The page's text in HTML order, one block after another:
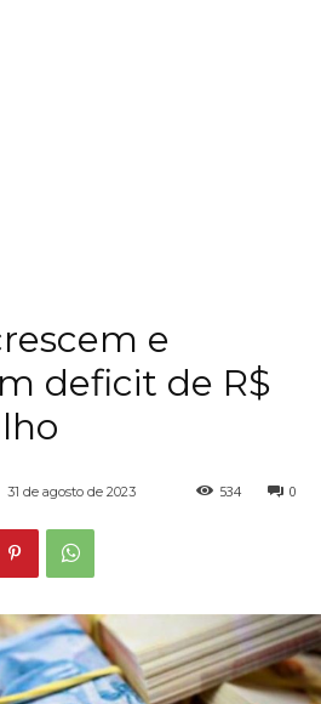
e
deficit de R$
31 de agosto de 2023 0
534